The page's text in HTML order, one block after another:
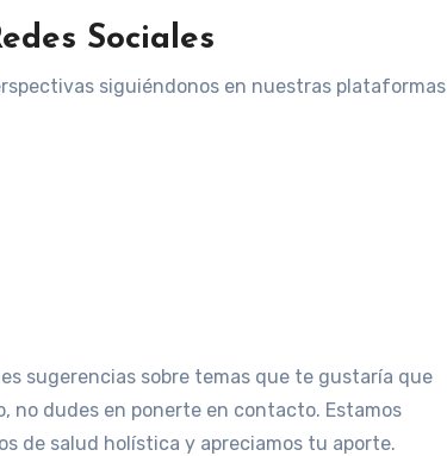
Sociales
siguiéndonos en nuestras plataformas
sugerencias sobre temas que te gustaría que
no dudes en ponerte en contacto. Estamos
de salud holística y apreciamos tu aporte.